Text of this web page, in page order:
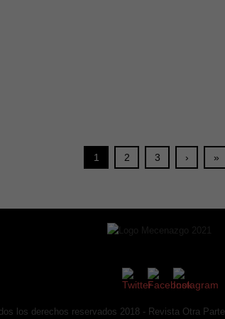
1 2 3 › »
los derechos reservados 2018 - Revista Otra Parte